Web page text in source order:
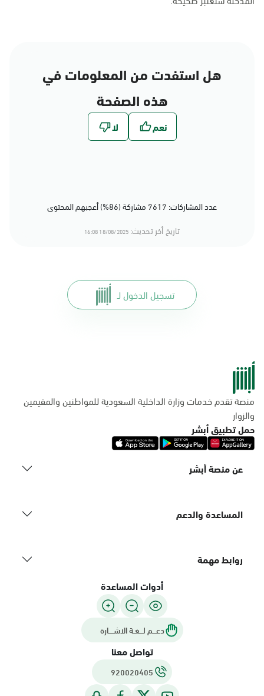
هل استفدت من المعلومات في
هذه الصفحة
عدد المشاركات: 7617 مشاركة (86%) أعجبهم المحتوى
تاريخ أخر تحديث: 18/08/2025 16:08
تسجيل الدخول لـ
منصة تقدم خدمات وزارة الداخلية السعودية للمواطنين والمقيمين
والزوار
حمل تطبيق أبشر
عن منصة أبشر
المساعدة والدعم
روابط مهمة
أدوات المساعدة
دعـــم لـــغـة الاشــــارة
تواصل معنا
920020405